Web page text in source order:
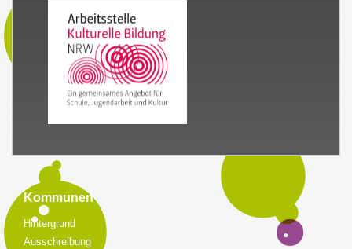
Kommunen
Hintergrund
Ausschreibung